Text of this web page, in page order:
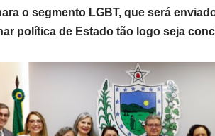
o segmento LGBT, que será
política de Estado tão logo seja